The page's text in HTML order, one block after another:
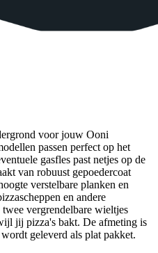
voor jouw Ooni
passen perfect op het
gasfles past netjes op de
van robuust gepoedercoat
verstelbare planken en
en andere
vergrendelbare wieltjes
jij pizza's bakt. De afmeting is
geleverd als plat pakket.